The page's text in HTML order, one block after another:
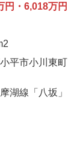
円・6,018万円
2
平市小川東町
湖線「八坂」